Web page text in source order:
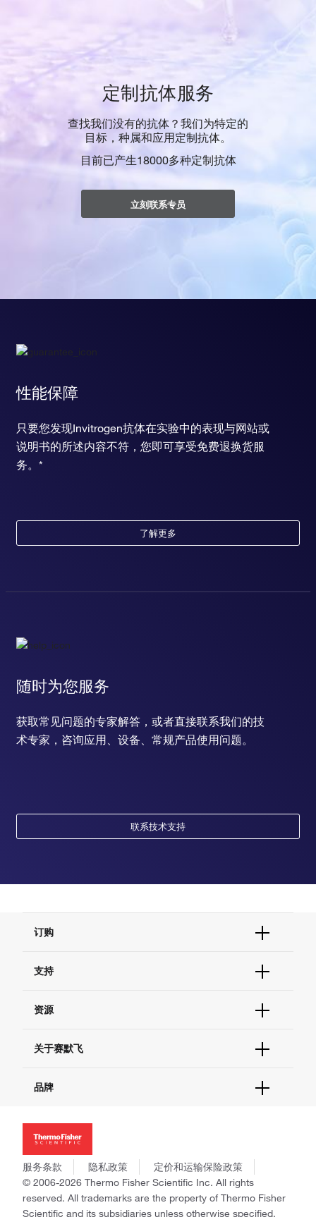
定制抗体服务
查找我们没有的抗体？我们为特定的
目标，种属和应用定制抗体。
目前已产生18000多种定制抗体
立刻联系专员
性能保障
只要您发现Invitrogen抗体在实验中的表现与网站或
说明书的所述内容不符，您即可享受免费退换货服
务。*
了解更多
随时为您服务
获取常见问题的专家解答，或者直接联系我们的技
术专家，咨询应用、设备、常规产品使用问题。
联系技术支持
订购
订单支持
现货供应中心
支持
联系我们 - 400 820 8982
查找文件&证书
资源
促销
社交媒体
关于赛默飞
招聘
新闻
社会责任
商标
政策和通知
品牌
Applied Biosystems
Invitrogen
Gibco
Ion Torrent
Unity Lab Services
服务条款 隐私政策
定价和运输保险政策
© 2006-2026 Thermo Fisher Scientific Inc. All rights
reserved. All trademarks are the property of Thermo Fisher
Scientific and its subsidiaries unless otherwise specified.